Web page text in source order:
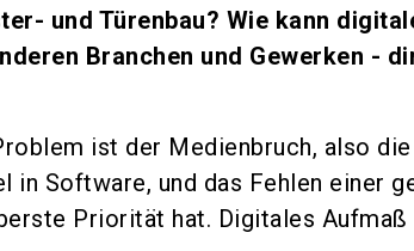
und Türenbau? Wie kann
Branchen und Gewerken -
ist der Medienbruch, also die
in Software, und das Fehlen einer
Priorität hat. Digitales